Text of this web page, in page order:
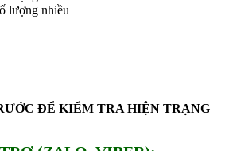
ĐỂ KIỂM TRA HIỆN TRẠNG